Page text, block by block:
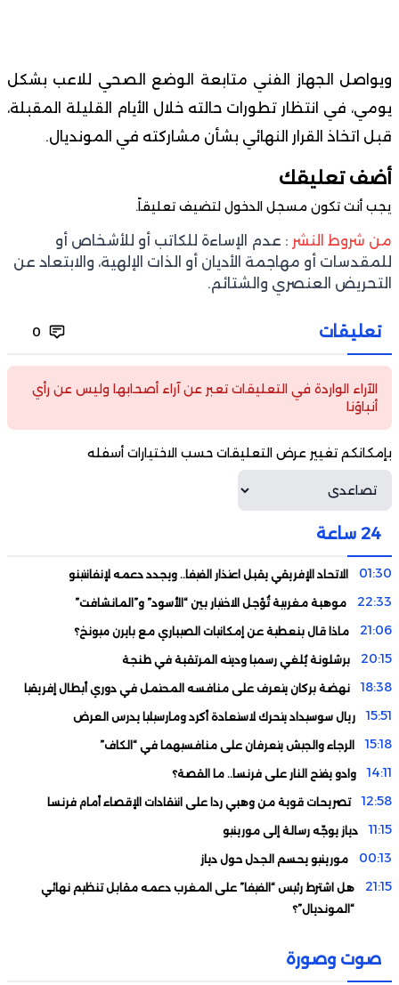
ويواصل الجهاز الفني متابعة الوضع الصحي للاعب بشكل
يومي، في انتظار تطورات حالته خلال الأيام القليلة المقبلة،
قبل اتخاذ القرار النهائي بشأن مشاركته في المونديال.
أضف تعليقك
يجب أنت تكون مسجل الدخول لتضيف تعليقاً.
من شروط النشر : عدم الإساءة للكاتب أو للأشخاص أو
للمقدسات أو مهاجمة الأديان أو الذات الإلهية، والابتعاد عن
التحريض العنصري والشتائم.
تعليقات 0
الآراء الواردة في التعليقات تعبر عن آراء أصحابها وليس عن رأي
أنباؤنا
بإمكانكم تغيير عرض التعليقات حسب الاختيارات أسفله
24 ساعة
01:30 الاتحاد الإفريقي يقبل اعتذار الفيفا.. ويجدد دعمه لإنفانتينو
22:33 موهبة مغربية تُؤجل الاختيار بين “الأسود” و”المانشافت”
21:06 ماذا قال بنعطية عن إمكانيات الصيباري مع بايرن ميونخ؟
20:15 برشلونة يُلغي رسميا وديته المرتقبة في طنجة
18:38 نهضة بركان يتعرف على منافسه المحتمل في دوري أبطال إفريقيا
15:51 ريال سوسيداد يتحرك لاستعادة أكرد ومارسيليا يدرس العرض
15:18 الرجاء والجيش يتعرفان على منافسيهما في “الكاف”
14:11 وادو يفتح النار على فرنسا.. ما القصة؟
12:58 تصريحات قوية من وهبي ردا على انتقادات الإقصاء أمام فرنسا
11:15 دياز يوجّه رسالة إلى مورينيو
00:13 مورينيو يحسم الجدل حول دياز
21:15
هل اشترط رئيس “الفيفا” على المغرب دعمه مقابل تنظيم نهائي
“المونديال”؟
19:19
من خريبكة إلى الرصيف أمام ابن رشد.. عندما يصبح المريض ضحية
صوت وصورة